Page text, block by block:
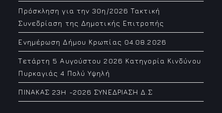
Πρόσκληση για την 30η/2026 Τακτική
Συνεδρίαση της Δημοτικής Επιτροπής
Ενημέρωση Δήμου Κρωπίας 04.08.2026
Τετάρτη 5 Αυγούστου 2026 Κατηγορία Κινδύνου
Πυρκαγιάς 4 Πολύ Υψηλή
ΠΙΝΑΚΑΣ 23H -2026 ΣΥΝΕΔΡΙΑΣΗ Δ.Σ